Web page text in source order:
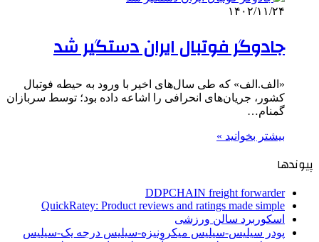
۱۴۰۲/۱۱/۲۴
جادوگر فوتبال ایران دستگیر شد
«الف.الف» که طی سال‌های اخیر با ورود به حیطه فوتبال
کشور، جریان‌های انحرافی را اشاعه داده بود؛ توسط سربازان
گمنام…
بیشتر بخوانید »
پیوندها
DDPCHAIN freight forwarder
QuickRatey: Product reviews and ratings made simple
اسکوربرد سالن ورزشی
پودر سیلیس-سیلیس میکرونیزه-سیلیس درجه یک-سیلیس